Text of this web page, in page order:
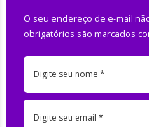
O seu endereço de e-mail
obrigatórios são marcados
Digite seu nome *
Digite seu email *